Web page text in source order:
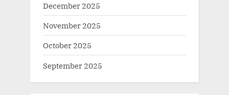
December 2025
November 2025
October 2025
September 2025